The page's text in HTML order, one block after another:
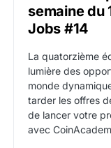
semaine du
Jobs #14
La quatorzième
lumière des
monde
tarder les offres
de lancer votre
avec